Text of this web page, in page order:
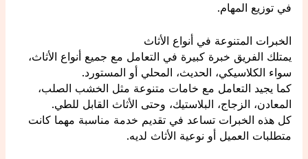
في توزيع المهام.
الخبرات المتنوعة في أنواع الأثاث
يمتلك الفريق خبرة كبيرة في التعامل مع جميع أنواع الأثاث،
سواء الكلاسيكي، الحديث، المحلي أو المستورد.
كما يجيد التعامل مع خامات متنوعة مثل الخشب الصلب،
المعادن، الزجاج، البلاستيك، وحتى الأثاث القابل للطي.
كل هذه الخبرات تساعد في تقديم خدمة مناسبة مهما كانت
متطلبات العميل أو نوعية الأثاث لديه.